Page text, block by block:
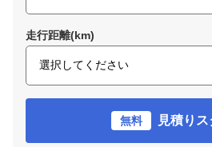
走行距離(km)
無料 見積りス